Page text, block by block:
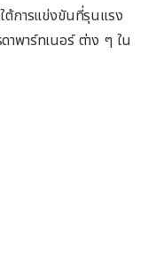
ต้การแข่งขันที่รุนแรง
พาร์ทเนอร์ ต่าง ๆ ใน